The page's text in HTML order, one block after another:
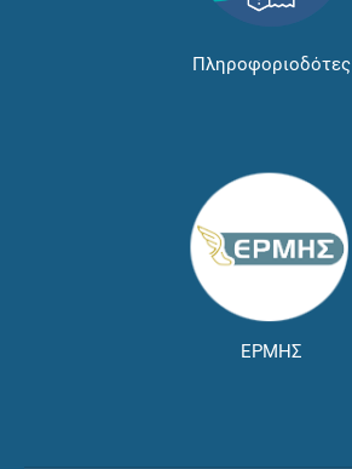
Πληροφοριοδότες
ΕΡΜΗΣ